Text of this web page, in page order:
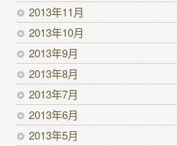
2013年11月
2013年10月
2013年9月
2013年8月
2013年7月
2013年6月
2013年5月